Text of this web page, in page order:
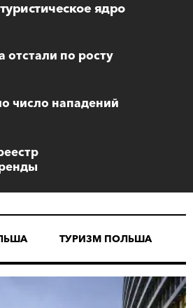
ядро
отстали по росту
число нападений
ТУРИЗМ ПОЛЬША